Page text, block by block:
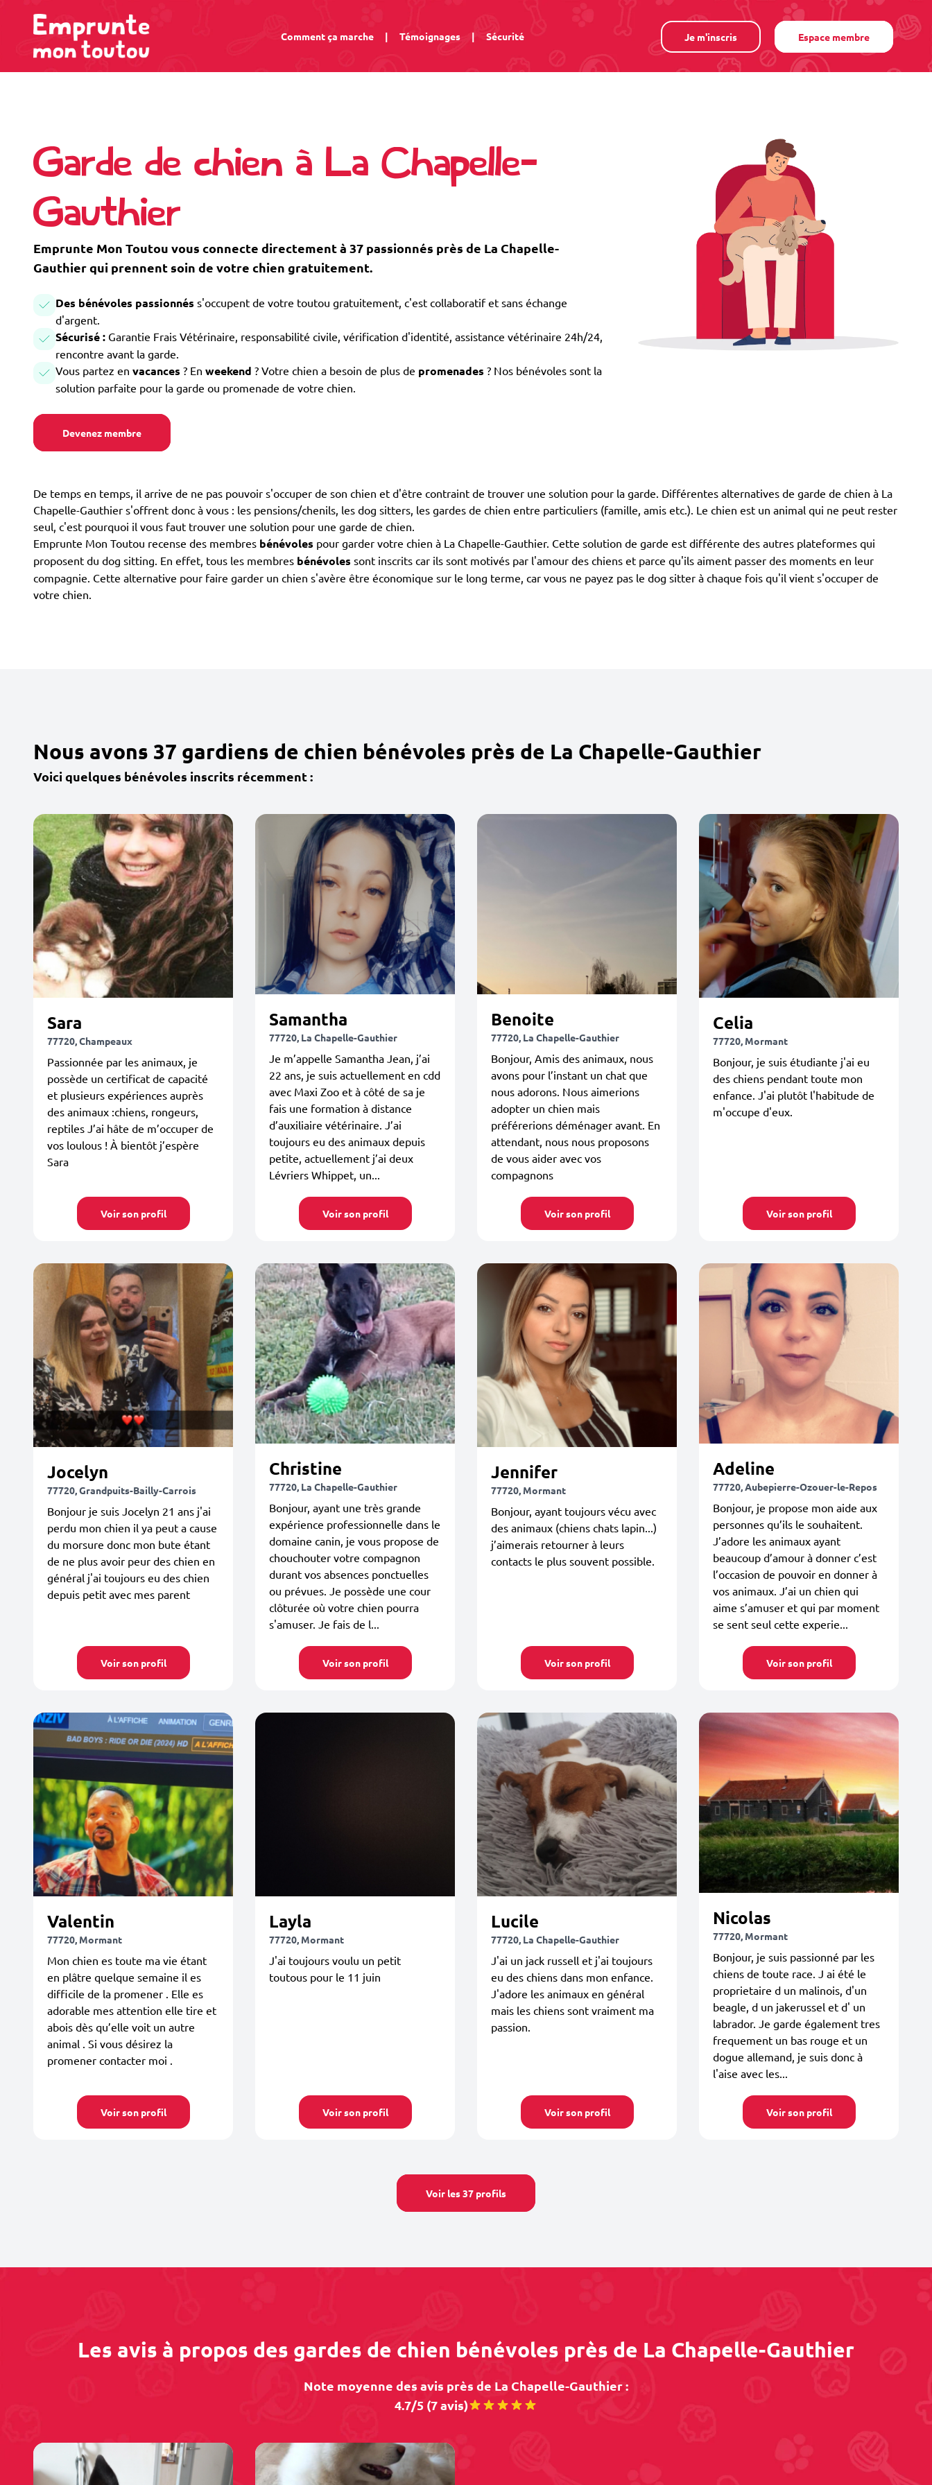
Comment ça marche | Témoignages | Sécurité Je m'inscris Espace membre
Garde de chien à La Chapelle-
Gauthier
Emprunte Mon Toutou vous connecte directement à 37 passionnés près de La Chapelle-
Gauthier qui prennent soin de votre chien gratuitement.
Des bénévoles passionnés s'occupent de votre toutou gratuitement, c'est collaboratif et sans échange
d'argent.
Sécurisé : Garantie Frais Vétérinaire, responsabilité civile, vérification d'identité, assistance vétérinaire 24h/24,
rencontre avant la garde.
Vous partez en vacances ? En weekend ? Votre chien a besoin de plus de promenades ? Nos bénévoles sont la
solution parfaite pour la garde ou promenade de votre chien.
Devenez membre
De temps en temps, il arrive de ne pas pouvoir s'occuper de son chien et d'être contraint de trouver une solution pour la garde. Différentes alternatives de garde de chien à La
Chapelle-Gauthier s'offrent donc à vous : les pensions/chenils, les dog sitters, les gardes de chien entre particuliers (famille, amis etc.). Le chien est un animal qui ne peut rester
seul, c'est pourquoi il vous faut trouver une solution pour une garde de chien.
Emprunte Mon Toutou recense des membres bénévoles pour garder votre chien à La Chapelle-Gauthier. Cette solution de garde est différente des autres plateformes qui
proposent du dog sitting. En effet, tous les membres bénévoles sont inscrits car ils sont motivés par l'amour des chiens et parce qu'ils aiment passer des moments en leur
compagnie. Cette alternative pour faire garder un chien s'avère être économique sur le long terme, car vous ne payez pas le dog sitter à chaque fois qu'il vient s'occuper de
votre chien.
Nous avons 37 gardiens de chien bénévoles près de La Chapelle-Gauthier
Voici quelques bénévoles inscrits récemment :
Sara
77720, Champeaux
Passionnée par les animaux, je
possède un certificat de capacité
et plusieurs expériences auprès
des animaux :chiens, rongeurs,
reptiles J’ai hâte de m’occuper de
vos loulous ! À bientôt j’espère
Sara
Voir son profil
Samantha
77720, La Chapelle-Gauthier
Je m’appelle Samantha Jean, j’ai
22 ans, je suis actuellement en cdd
avec Maxi Zoo et à côté de sa je
fais une formation à distance
d’auxiliaire vétérinaire. J’ai
toujours eu des animaux depuis
petite, actuellement j’ai deux
Lévriers Whippet, un...
Voir son profil
Benoite
77720, La Chapelle-Gauthier
Bonjour, Amis des animaux, nous
avons pour l’instant un chat que
nous adorons. Nous aimerions
adopter un chien mais
préférerions déménager avant. En
attendant, nous nous proposons
de vous aider avec vos
compagnons
Voir son profil
Celia
77720, Mormant
Bonjour, je suis étudiante j'ai eu
des chiens pendant toute mon
enfance. J'ai plutôt l'habitude de
m'occupe d'eux.
Voir son profil
Jocelyn
77720, Grandpuits-Bailly-Carrois
Bonjour je suis Jocelyn 21 ans j'ai
perdu mon chien il ya peut a cause
du morsure donc mon bute étant
de ne plus avoir peur des chien en
général j'ai toujours eu des chien
depuis petit avec mes parent
Voir son profil
Christine
77720, La Chapelle-Gauthier
Bonjour, ayant une très grande
expérience professionnelle dans le
domaine canin, je vous propose de
chouchouter votre compagnon
durant vos absences ponctuelles
ou prévues. Je possède une cour
clôturée où votre chien pourra
s'amuser. Je fais de l...
Voir son profil
Jennifer
77720, Mormant
Bonjour, ayant toujours vécu avec
des animaux (chiens chats lapin...)
j’aimerais retourner à leurs
contacts le plus souvent possible.
Voir son profil
Adeline
77720, Aubepierre-Ozouer-le-Repos
Bonjour, je propose mon aide aux
personnes qu’ils le souhaitent.
J’adore les animaux ayant
beaucoup d’amour à donner c’est
l’occasion de pouvoir en donner à
vos animaux. J’ai un chien qui
aime s’amuser et qui par moment
se sent seul cette experie...
Voir son profil
Valentin
77720, Mormant
Mon chien es toute ma vie étant
en plâtre quelque semaine il es
difficile de la promener . Elle es
adorable mes attention elle tire et
abois dès qu’elle voit un autre
animal . Si vous désirez la
promener contacter moi .
Voir son profil
Layla
77720, Mormant
J'ai toujours voulu un petit
toutous pour le 11 juin
Voir son profil
Lucile
77720, La Chapelle-Gauthier
J'ai un jack russell et j'ai toujours
eu des chiens dans mon enfance.
J'adore les animaux en général
mais les chiens sont vraiment ma
passion.
Voir son profil
Nicolas
77720, Mormant
Bonjour, je suis passionné par les
chiens de toute race. J ai été le
proprietaire d un malinois, d'un
beagle, d un jakerussel et d' un
labrador. Je garde également tres
frequement un bas rouge et un
dogue allemand, je suis donc à
l'aise avec les...
Voir son profil
Voir les 37 profils
Les avis à propos des gardes de chien bénévoles près de La Chapelle-Gauthier
Note moyenne des avis près de La Chapelle-Gauthier :
4.7/5 (7 avis)